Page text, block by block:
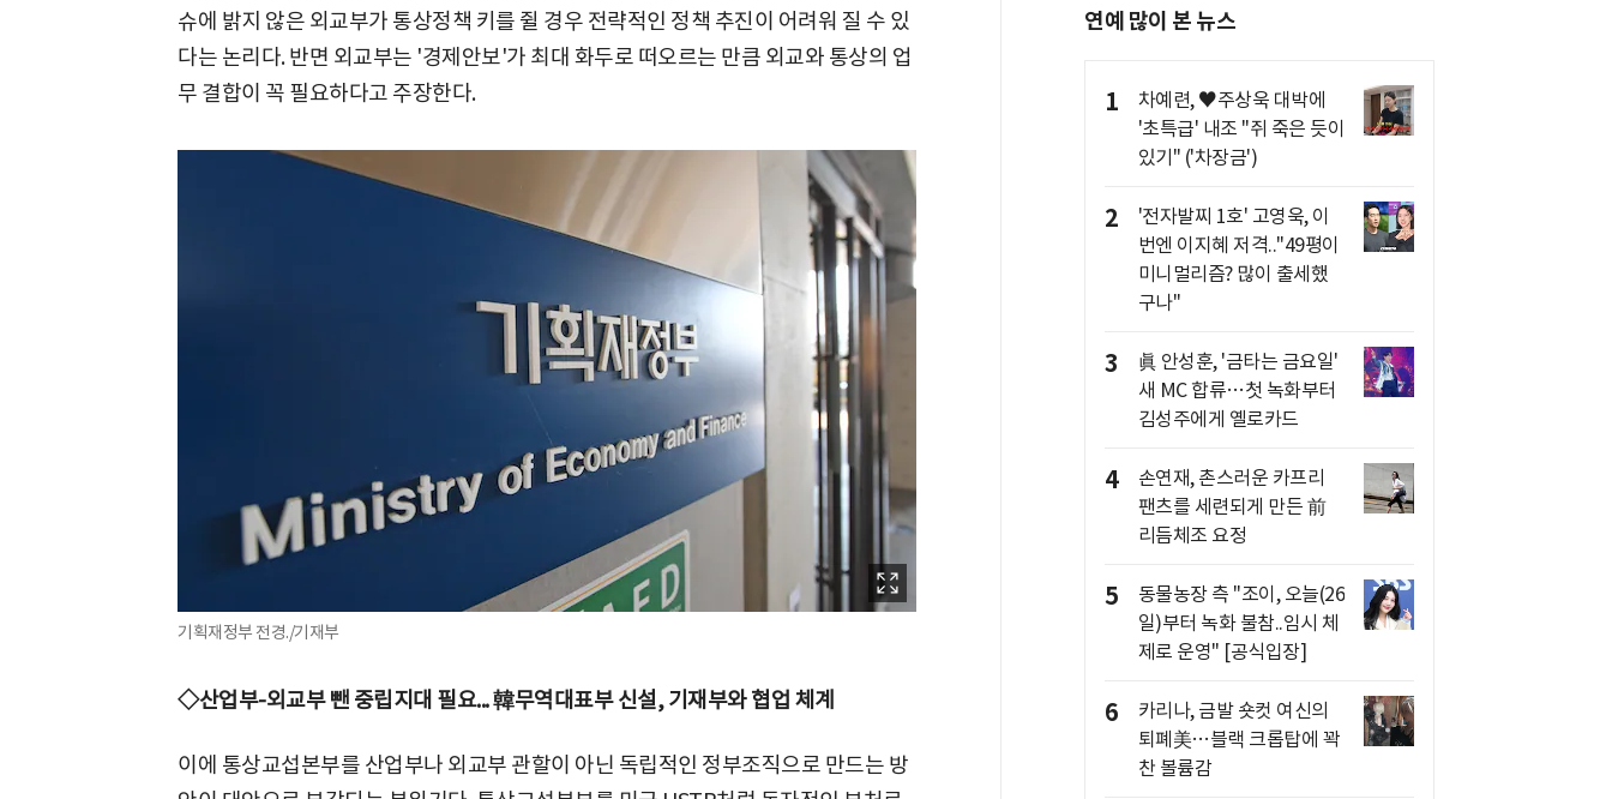
슈에 밝지 않은 외교부가 통상정책 키를 쥘 경우 전략적인 정책 추진이 어려워 질 수 있
다는 논리다. 반면 외교부는 '경제안보'가 최대 화두로 떠오르는 만큼 외교와 통상의 업
무 결합이 꼭 필요하다고 주장한다.
기획재정부 전경./기재부
◇산업부-외교부 뺀 중립지대 필요... 韓무역대표부 신설, 기재부와 협업 체계
이에 통상교섭본부를 산업부나 외교부 관할이 아닌 독립적인 정부조직으로 만드는 방
연예 많이 본 뉴스
1
차예련, ♥주상욱 대박에
'초특급' 내조 "쥐 죽은 듯이
있기" ('차장금')
2
'전자발찌 1호' 고영욱, 이
번엔 이지혜 저격.."49평이
미니멀리즘? 많이 출세했
구나"
3
眞 안성훈, '금타는 금요일'
새 MC 합류…첫 녹화부터
김성주에게 옐로카드
4
손연재, 촌스러운 카프리
팬츠를 세련되게 만든 前
리듬체조 요정
5
동물농장 측 "조이, 오늘(26
일)부터 녹화 불참..임시 체
제로 운영" [공식입장]
6
카리나, 금발 숏컷 여신의
퇴폐美…블랙 크롭탑에 꽉
찬 볼륨감